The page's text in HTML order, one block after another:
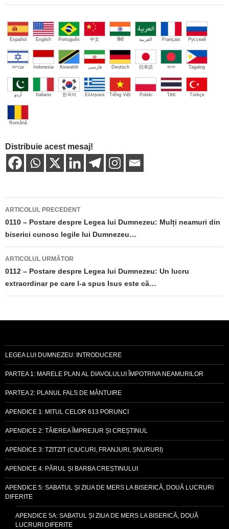
Español English Português 中文 हिंदी العربية Français Русский
עברית Indonesia Kiswahili فارسی Deutsch 日本語 বাংলা Tagalog
اُردو Italiano 한국어 Ελληνικά Tiếng Việt Polski ไทย Türkçe
Română
Distribuie acest mesaj!
Navigare
în
articole
ARTICOLUL PRECEDENT
0110 – Postare despre Legea lui Dumnezeu: Mulți neamuri din
biserici cunosc legile lui Dumnezeu…
ARTICOLUL URMĂTOR
0112 – Postare despre Legea lui Dumnezeu: Un lucru
extraordinar pe care l-a spus Isus este că…
LEGEA LUI DUMNEZEU: INTRODUCERE
PARTEA 1: MARELE PLAN AL DIAVOLULUI ÎMPOTRIVA NEAMURILOR
PARTEA 2: PLANUL FALS DE MÂNTUIRE
APENDICE 1: MITUL CELOR 613 PORUNCI
APENDICE 2: TĂIEREA ÎMPREJUR ȘI CREȘTINUL
APENDICE 3: TZITZIT (CIUCURI, FRANJURI, ȘNURURI)
APENDICE 4: PĂRUL ȘI BARBA CREȘTINULUI
APENDICE 5: SABATUL ȘI ZIUA DE MERS LA BISERICĂ, DOUĂ LUCRURI
DIFERITE
APENDICE 5A: SABATUL ȘI ZIUA DE MERS LA BISERICĂ, DOUĂ
LUCRURI DIFERITE